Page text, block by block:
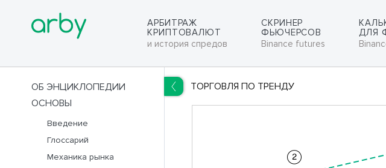
АРБИТРАЖ
КРИПТОВАЛЮТ
и история спредов
СКРИНЕР
ФЬЮЧЕРСОВ
Binance futures
ДЛЯ
ENG
ОБ ЭНЦИКЛОПЕДИИ
ОСНОВЫ
Введение
Глоссарий
Механика рынка
ТОРГОВЛЯ ПО ТРЕНДУ